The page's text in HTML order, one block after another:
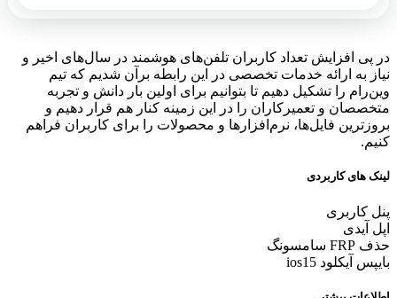
در پی افزایش تعداد کاربران تلفن‌های هوشمند در سال‌های اخیر و
نیاز به ارائه خدمات تخصصی در این رابطه برآن شدیم که تیم
وین‌رام را تشکیل دهیم تا بتوانیم برای اولین بار دانش و تجربه
متخصصان و تعمیرکاران را در این زمینه کنار هم قرار دهیم و
بروزترین فایل‌ها، نرم‌افزارها و محصولات را برای کاربران فراهم
کنیم.
لینک های کاربردی
پنل کاربری
اپل آیدی
حذف FRP سامسونگ
بایپس آیکلود ios15